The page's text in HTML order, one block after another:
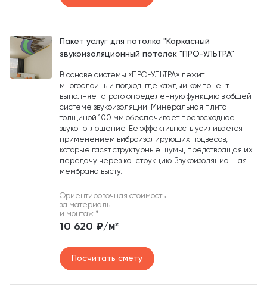
Пакет услуг для потолка "Каркасный
звукоизоляционный потолок "ПРО-УЛЬТРА"
В основе системы «ПРО-УЛЬТРА» лежит
многослойный подход, где каждый компонент
выполняет строго определенную функцию в общей
системе звукоизоляции. Минеральная плита
толщиной 100 мм обеспечивает превосходное
звукопоглощение. Её эффективность усиливается
применением виброизолирующих подвесов,
которые гасят структурные шумы, предотвращая их
передачу через конструкцию. Звукоизоляционная
мембрана высту...
Ориентировочная стоимость
за материалы
и монтаж *
10 620 ₽/м²
Посчитать смету